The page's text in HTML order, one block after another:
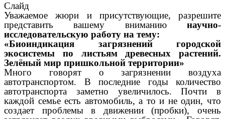
Слайд
Уважаемое жюри и присутствующие, разрешите
представить вашему вниманию научно-
исследовательскую работу на тему:
«Биоиндикация загрязнений городской
экосистемы по листьям древесных растений.
Зелёный мир пришкольной территории»
Много говорят о загрязнении воздуха
автотранспортом. В последние годы количество
автотранспорта заметно увеличилось. Почти в
каждой семье есть автомобиль, а то и не один, что
создает проблемы в движении (пробки), очень